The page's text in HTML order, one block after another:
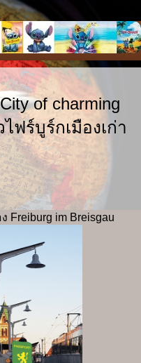
of charming
ฟร์บูร์กเมืองเก่า
Freiburg im Breisgau